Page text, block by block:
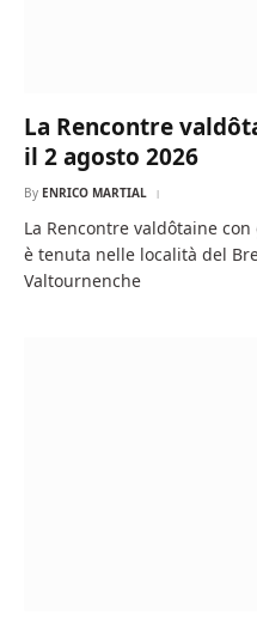
La Rencontre
il 2 agosto 2026
By ENRICO MARTIAL
La Rencontre valdôtaine
è tenuta nelle località del
Valtournenche